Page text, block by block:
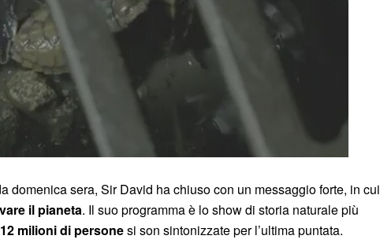
domenica sera, Sir David ha chiuso con un messaggio forte, in cui
il pianeta. Il suo programma è lo show di storia naturale più
milioni di personesi son sintonizzate per l’ultima puntata.